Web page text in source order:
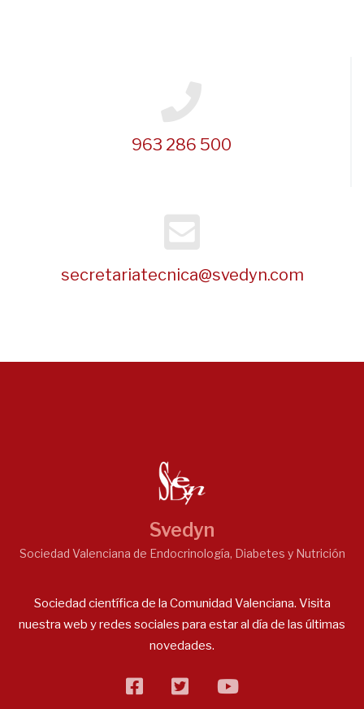
963 286 500
secretariatecnica@svedyn.com
Svedyn
Sociedad Valenciana de Endocrinología, Diabetes y Nutrición
Sociedad científica de la Comunidad Valenciana. Visita
nuestra web y redes sociales para estar al día de las últimas
novedades.
facebooktwitterflickr